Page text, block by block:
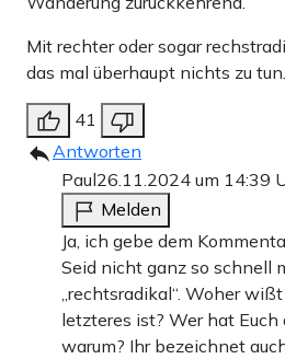
Mit rechter oder sogar
das mal überhaupt nichts zu tun.
41
Antworten
Paul26.11.2024 um 14:39
Melden
Ja, ich gebe dem
Seid nicht ganz so schnell
„rechtsradikal“. Woher
letzteres ist? Wer hat Euch
warum? Ihr bezeichnet